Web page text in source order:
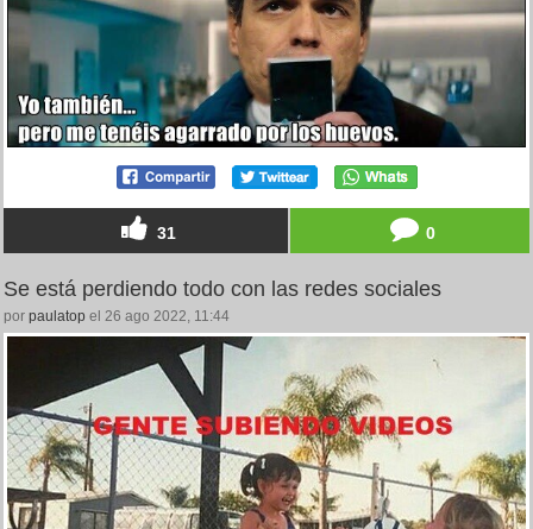
31 0
Se está perdiendo todo con las redes sociales
por paulatop el 26 ago 2022, 11:44